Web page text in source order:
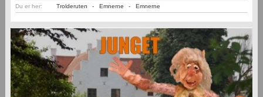
Du er her: Trolderuten - Emnerne - Emnerne